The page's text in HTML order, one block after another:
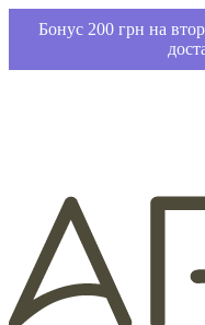
Бонус 200 грн на